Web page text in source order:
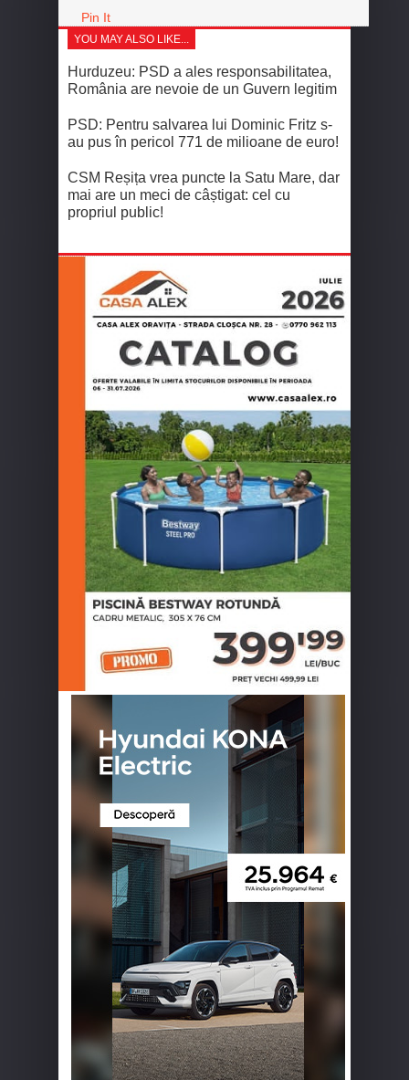
Pin It
YOU MAY ALSO LIKE...
Hurduzeu: PSD a ales responsabilitatea,
România are nevoie de un Guvern legitim
PSD: Pentru salvarea lui Dominic Fritz s-
au pus în pericol 771 de milioane de euro!
CSM Reșița vrea puncte la Satu Mare, dar
mai are un meci de câștigat: cel cu
propriul public!